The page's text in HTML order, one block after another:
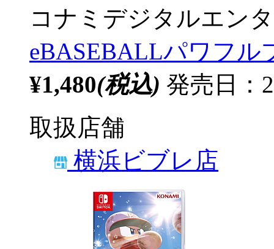
コナミデジタルエン
eBASEBALLパワフル
¥1,480(税込) 発売日：
取扱店舗
横浜ビブレ店